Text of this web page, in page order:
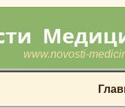
www.novosti-